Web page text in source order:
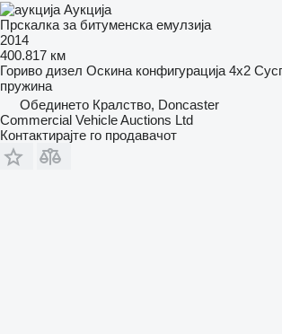
Аукција
Прскалка за битуменска емулзија
2014
400.817 км
Гориво дизел Оскина конфигурација 4x2
пружина
Обединето Кралство, Doncaster
Commercial Vehicle Auctions Ltd
Контактирајте го продавачот